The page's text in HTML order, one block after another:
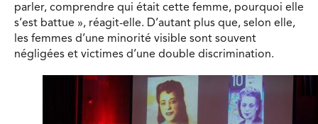
parler, comprendre qui était cette femme, pourquoi elle
s’est battue », réagit-elle. D’autant plus que, selon elle,
les femmes d’une minorité visible sont souvent
négligées et victimes d’une double discrimination.